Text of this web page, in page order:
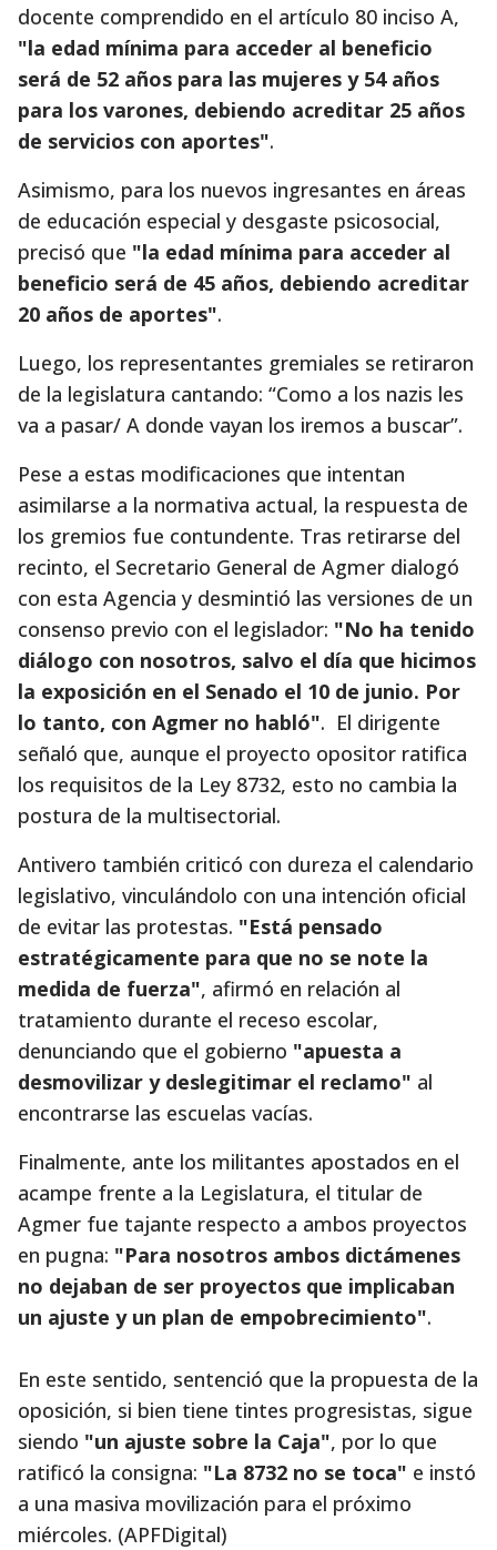
docente comprendido en el artículo 80 inciso A,
"la edad mínima para acceder al beneficio
será de 52 años para las mujeres y 54 años
para los varones, debiendo acreditar 25 años
de servicios con aportes".
Asimismo, para los nuevos ingresantes en áreas
de educación especial y desgaste psicosocial,
precisó que "la edad mínima para acceder al
beneficio será de 45 años, debiendo acreditar
20 años de aportes".
Luego, los representantes gremiales se retiraron
de la legislatura cantando: “Como a los nazis les
va a pasar/ A donde vayan los iremos a buscar”.
Pese a estas modificaciones que intentan
asimilarse a la normativa actual, la respuesta de
los gremios fue contundente. Tras retirarse del
recinto, el Secretario General de Agmer dialogó
con esta Agencia y desmintió las versiones de un
consenso previo con el legislador: "No ha tenido
diálogo con nosotros, salvo el día que hicimos
la exposición en el Senado el 10 de junio. Por
lo tanto, con Agmer no habló". El dirigente
señaló que, aunque el proyecto opositor ratifica
los requisitos de la Ley 8732, esto no cambia la
postura de la multisectorial.
Antivero también criticó con dureza el calendario
legislativo, vinculándolo con una intención oficial
de evitar las protestas. "Está pensado
estratégicamente para que no se note la
medida de fuerza", afirmó en relación al
tratamiento durante el receso escolar,
denunciando que el gobierno "apuesta a
desmovilizar y deslegitimar el reclamo" al
encontrarse las escuelas vacías.
Finalmente, ante los militantes apostados en el
acampe frente a la Legislatura, el titular de
Agmer fue tajante respecto a ambos proyectos
en pugna: "Para nosotros ambos dictámenes
no dejaban de ser proyectos que implicaban
un ajuste y un plan de empobrecimiento".
En este sentido, sentenció que la propuesta de la
oposición, si bien tiene tintes progresistas, sigue
siendo "un ajuste sobre la Caja", por lo que
ratificó la consigna: "La 8732 no se toca" e instó
a una masiva movilización para el próximo
miércoles. (APFDigital)